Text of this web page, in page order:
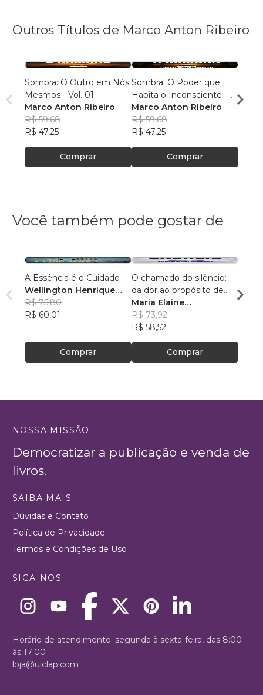
Outros Títulos de Marco Anton Ribeiro
Sombra: O Outro em Nós
Mesmos - Vol. 01
Marco Anton Ribeiro
R$ 59,68
R$ 47,25
Comprar
Sombra: O Poder que
Habita o Inconsciente -
Vol. 02
Marco Anton Ribeiro
R$ 59,68
R$ 47,25
Comprar
Você também pode gostar de
A Essência é o Cuidado
Wellington Henrique
dos Santos
R$ 75,80
R$ 60,01
Comprar
O chamado do silêncio:
da dor ao propósito de
cuidar
Maria Elaine
Hundertmarck
Cavalheiro
R$ 73,92
R$ 58,52
Comprar
NOSSA MISSÃO
Democratizar a publicação e venda de
livros.
SAIBA MAIS
Dúvidas e Contato
Política de Privacidade
Termos e Condições de Uso
SIGA-NOS
Horário de atendimento: segunda à sexta-feira, das 8:00
às 17:00
loja@uiclap.com